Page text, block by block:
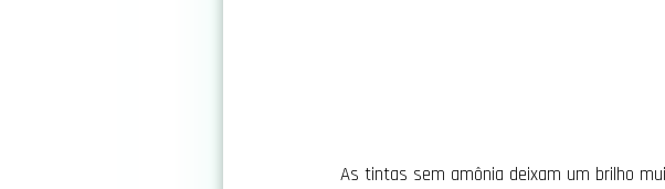
As tintas sem amônia deixam um brilho